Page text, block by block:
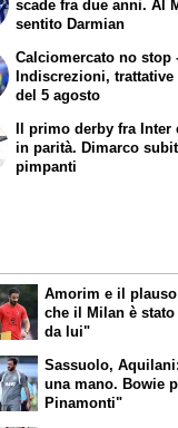
scade fra due anni. Al
sentito Darmian
Calciomercato no stop
Indiscrezioni, trattative
del 5 agosto
Il primo derby fra Inter
in parità. Dimarco
pimpanti
Amorim e il
che il Milan è
da lui"
Sassuolo,
una mano. Bowie
Pinamonti"